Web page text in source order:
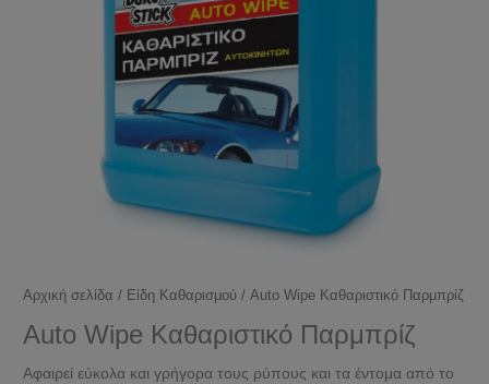
Αρχική σελίδα / Είδη Καθαρισμού / Auto Wipe Καθαριστικό Παρμπρίζ
Auto Wipe Καθαριστικό Παρμπρίζ
Αφαιρεί εύκολα και γρήγορα τους ρύπους και τα έντομα από το